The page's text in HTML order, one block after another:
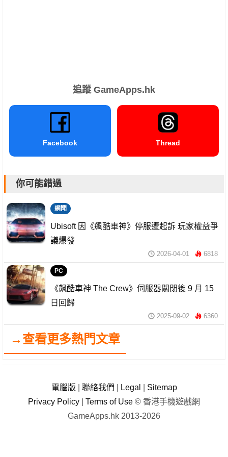
追蹤 GameApps.hk
Facebook Thread
你可能錯過
網聞
Ubisoft 因《飆酷車神》停服遭起訴 玩家權益爭
議爆發
2026-04-01 6818
PC
《飆酷車神 The Crew》伺服器關閉後 9 月 15
日回歸
2025-09-02 6360
→查看更多熱門文章
電腦版 聯絡我們 Legal
Sitemap
Privacy Policy
Terms of Use © 香港手機遊戲網
GameApps.hk 2013-2026